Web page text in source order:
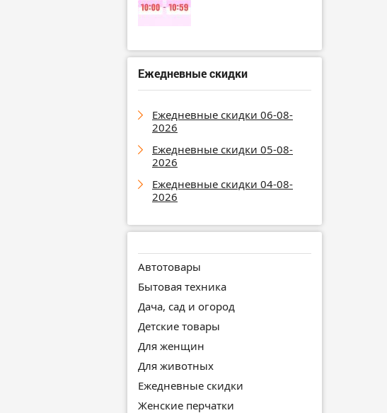
Ежедневные скидки
Ежедневные скидки 06-08-
2026
Ежедневные скидки 05-08-
2026
Ежедневные скидки 04-08-
2026
Автотовары
Бытовая техника
Дача, сад и огород
Детские товары
Для женщин
Для животных
Ежедневные скидки
Женские перчатки